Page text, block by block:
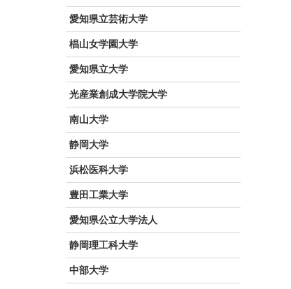
愛知県立芸術大学
椙山女学園大学
愛知県立大学
光産業創成大学院大学
南山大学
静岡大学
浜松医科大学
豊田工業大学
愛知県公立大学法人
静岡理工科大学
中部大学